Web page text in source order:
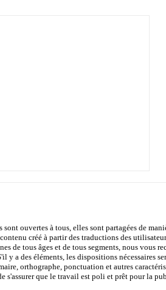
ouvertes à tous, elles sont partagées de
créé à partir des traductions des
de tous âges et de tous segments, nous
a des éléments, les dispositions nécessaires
orthographe, ponctuation et autres
s'assurer que le travail est poli et prêt pour la